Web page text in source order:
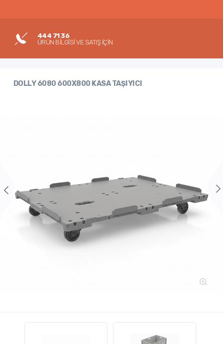
444 71 36
ÜRÜN BİLGİSİ VE SATIŞ İÇİN
DOLLY 6080 600X800 KASA TAŞIYICI